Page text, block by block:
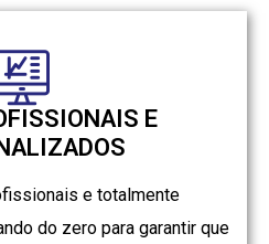
E
e totalmente
do zero para garantir que